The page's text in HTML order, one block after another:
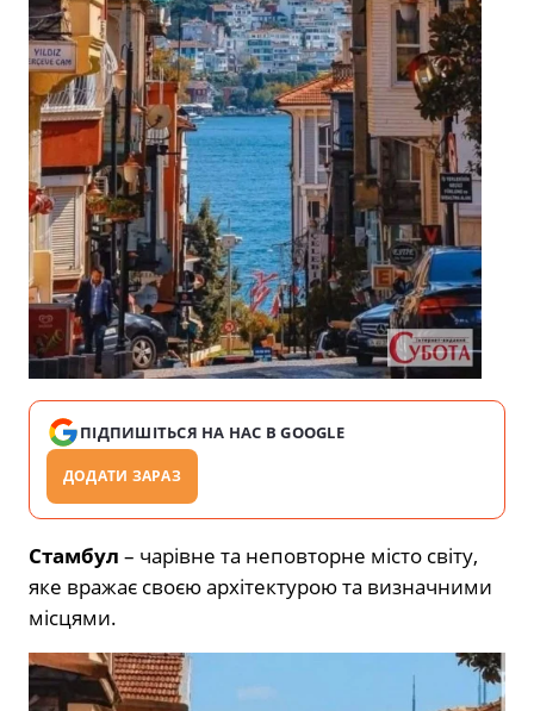
ПІДПИШІТЬСЯ НА НАС В GOOGLE
ДОДАТИ ЗАРАЗ
Стамбул – чарівне та неповторне місто світу,
яке вражає своєю архітектурою та визначними
місцями.